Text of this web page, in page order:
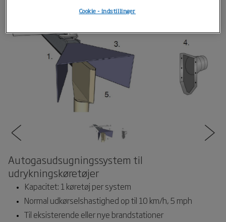
Autogasudsugningssystem til
udrykningskøretøjer
Kapacitet: 1 køretøj per system
Normal udkørselshastighed op til 10 km/h, 5 mph
Til eksisterende eller nye brandstationer
Cookie - indstillinger